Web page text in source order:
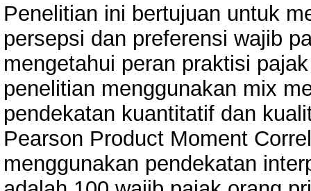
Penelitian ini bertujuan untuk
persepsi dan preferensi wajib
mengetahui peran praktisi
penelitian menggunakan mix
pendekatan kuantitatif dan
Pearson Product Moment
menggunakan pendekatan